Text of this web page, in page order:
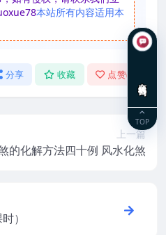
本站所有内容适用本
分享 收藏 点赞(
上一篇
的化解方法四十例 风水化煞
）
TOP